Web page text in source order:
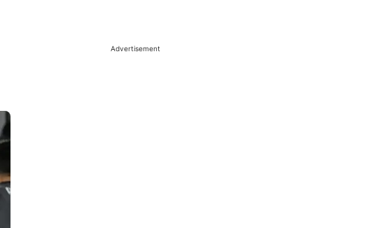
Advertisement